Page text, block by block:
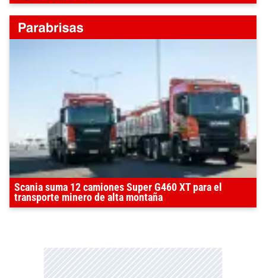
Scania suma 12 camiones Super G460 XT para el
transporte minero de alta montaña